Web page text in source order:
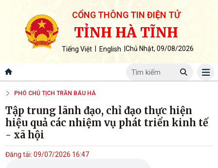
CỔNG THÔNG TIN ĐIỆN TỬ
TỈNH HÀ TĨNH
Tiếng Việt English Chủ Nhật, 09/08/2026
PHÓ CHỦ TỊCH TRẦN BÁU HÀ
Tập trung lãnh đạo, chỉ đạo thực hiện
hiệu quả các nhiệm vụ phát triển kinh tế
- xã hội
Đăng tải: 09/07/2026 16:47